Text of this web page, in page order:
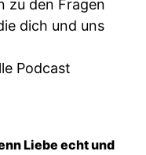
zu den Fragen
dich und uns
Podcast
Liebe echt und